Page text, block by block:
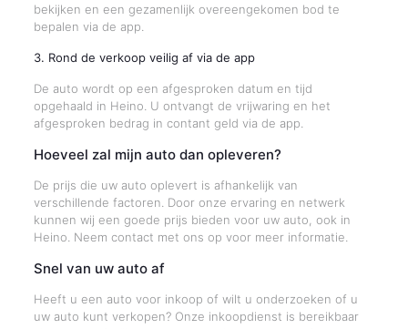
bekijken en een gezamenlijk overeengekomen bod te
bepalen via de app.
3. Rond de verkoop veilig af via de app
De auto wordt op een afgesproken datum en tijd
opgehaald in Heino. U ontvangt de vrijwaring en het
afgesproken bedrag in contant geld via de app.
Hoeveel zal mijn auto dan opleveren?
De prijs die uw auto oplevert is afhankelijk van
verschillende factoren. Door onze ervaring en netwerk
kunnen wij een goede prijs bieden voor uw auto, ook in
Heino. Neem contact met ons op voor meer informatie.
Snel van uw auto af
Heeft u een auto voor inkoop of wilt u onderzoeken of u
uw auto kunt verkopen? Onze inkoopdienst is bereikbaar